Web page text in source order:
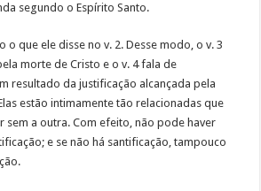
segundo o Espírito Santo.
o que ele disse no v. 2. Desse modo, o v. 3
morte de Cristo e o v. 4 fala de
resultado da justificação alcançada pela
estão intimamente tão relacionadas que
sem a outra. Com efeito, não pode haver
e se não há santificação, tampouco